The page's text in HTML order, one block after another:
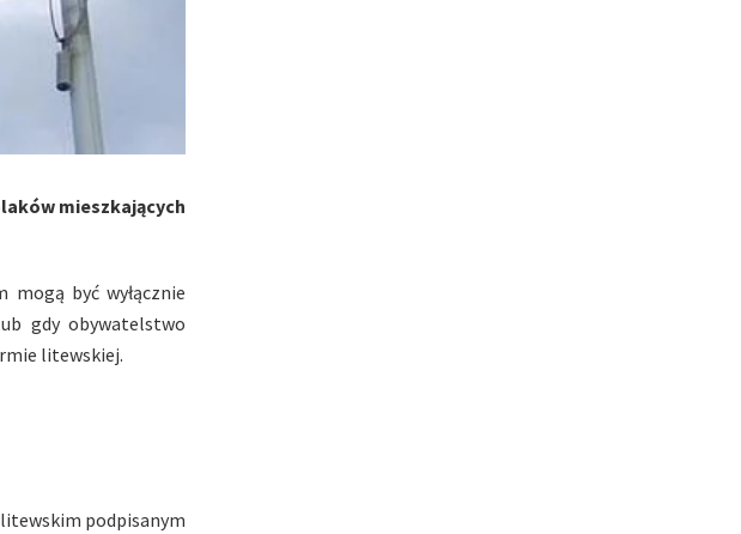
mieszkających
być wyłącznie
gdy obywatelstwo
litewskiej.
podpisanym